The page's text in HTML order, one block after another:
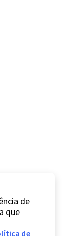
de
que
de